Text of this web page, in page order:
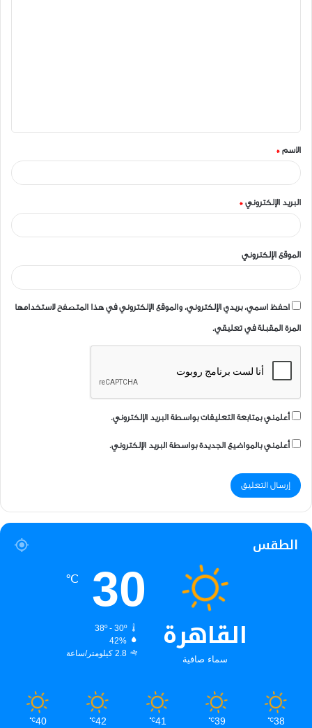
ق
*الاسم *
البريد الإلكتروني *
الموقع الإلكتروني
احفظ اسمي، بريدي الإلكتروني، والموقع الإلكتروني في هذا المتصفح لاستخدامها
المرة المقبلة في تعليقي.
أعلمني بمتابعة التعليقات بواسطة البريد الإلكتروني.
أعلمني بالمواضيع الجديدة بواسطة البريد الإلكتروني.
الطقس
القاهرة
سماء صافية
30
℃
38º - 30º
42%
2.8 كيلومتر/ساعة
38
℃
39
℃
41
℃
42
℃
40
℃